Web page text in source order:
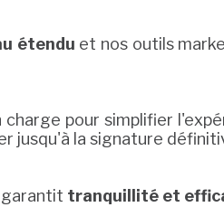
étendu et nos outils
pour simplifier
jusqu'à la signature
garantit tranquillité et